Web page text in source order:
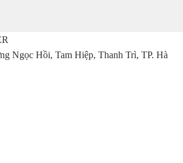
Ngọc Hồi, Tam Hiệp, Thanh Trì, TP. Hà